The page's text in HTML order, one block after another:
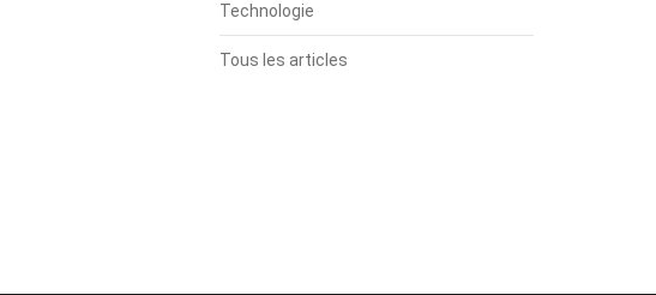
Technologie
Tous les articles